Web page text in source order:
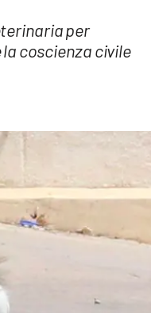
per
coscienza civile